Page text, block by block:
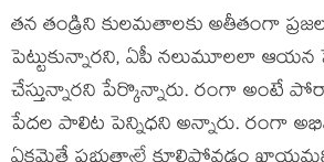
తన తండ్రిని కులమతాలకు అతీతంగా
పెట్టుకున్నారని, ఏపీ నలుమూలలా ఆయన
చేస్తున్నారని పేర్కొన్నారు. రంగా అంటే
పేదల పాలిట పెన్నిధని అన్నారు. రంగా